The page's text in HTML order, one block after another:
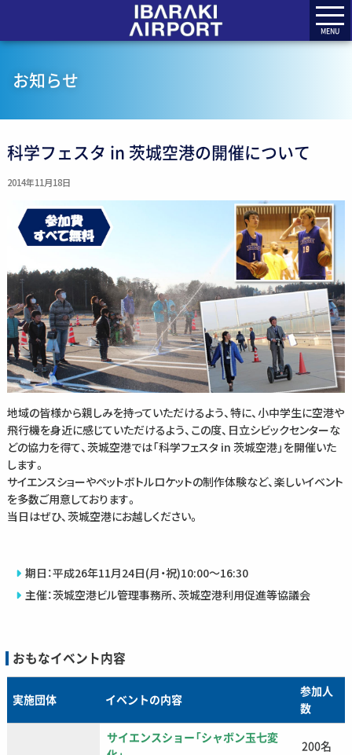
MENU
お知らせ
科学フェスタ in 茨城空港の開催について
2014年11月18日
地域の皆様から親しみを持っていただけるよう、特に、小中学生に空港や
飛行機を身近に感じていただけるよう、この度、日立シビックセンターな
どの協力を得て、茨城空港では「科学フェスタ in 茨城空港」を開催いた
します。
サイエンスショーやペットボトルロケットの制作体験など、楽しいイベント
を多数ご用意しております。
当日はぜひ、茨城空港にお越しください。
期日：平成26年11月24日(月・祝)10:00～16:30
主催：茨城空港ビル管理事務所、茨城空港利用促進等協議会
おもなイベント内容
実施団体 イベントの内容
参加人
数
サイエンスショー「シャボン玉七変
200名